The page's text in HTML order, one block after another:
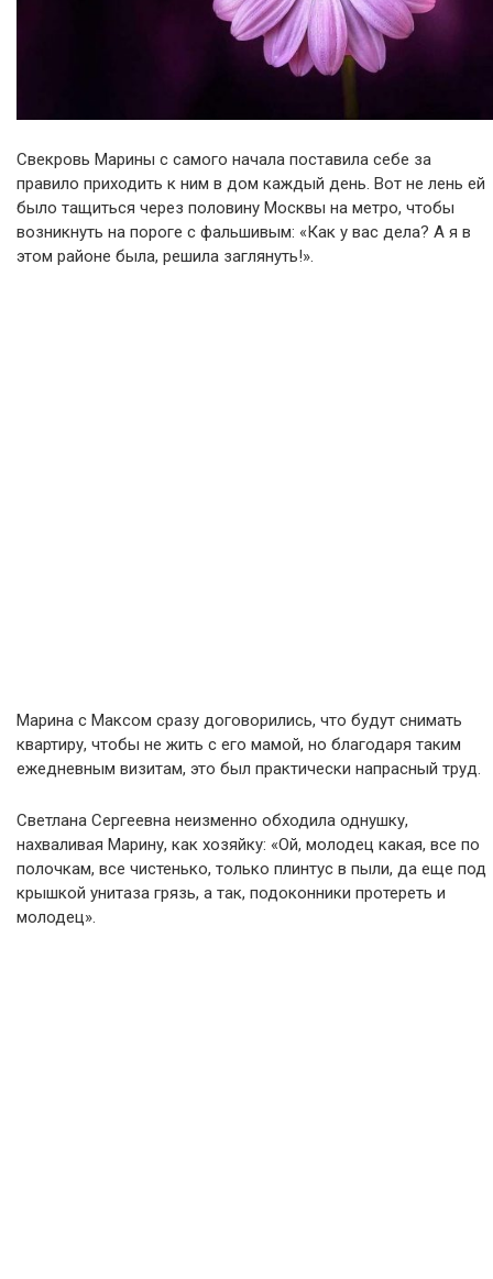
Свекровь Марины с самого начала поставила себе за
правило приходить к ним в дом каждый день. Вот не лень ей
было тащиться через половину Москвы на метро, чтобы
возникнуть на пороге с фальшивым: «Как у вас дела? А я в
этом районе была, решила заглянуть!».
Марина с Максом сразу договорились, что будут снимать
квартиру, чтобы не жить с его мамой, но благодаря таким
ежедневным визитам, это был практически напрасный труд.
Светлана Сергеевна неизменно обходила однушку,
нахваливая Марину, как хозяйку: «Ой, молодец какая, все по
полочкам, все чистенько, только плинтус в пыли, да еще под
крышкой унитаза грязь, а так, подоконники протереть и
молодец».